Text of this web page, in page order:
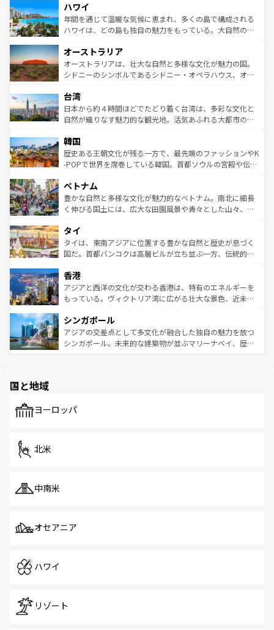
ば市内交通費無料で観光を楽しむこともできる。 なお、新
着のスイス情報はコンテンツ一覧 を参照してほしい。
のような巨大都市は、観光、ショッピング、エンターテイ
ンメントが詰まった刺激的なスポットだ。一方、アメリカ
西部には大自然が広がり、グランドキャニオンやイエロー
部のニューオーリンズでは、音楽と美食が融合した独特の
文化が魅力。旅行者はアメリカの各地域で異なる魅力を楽
しみながら、その多様性と豊かな歴史を感じることができ
ならではの贅沢な旅のスタイルだ。 なお、新着のアメリカ
情報はコンテンツ一覧を参照してほしい。
ハワイ
年間を通じて温暖な気候に恵まれ、多くの島で構成される
ハワイは、どの島も独自の魅力をもっている。大自然の神
ワイ島は見逃せない。また、定番の観光地といえばオアフ
島だが、静かな自然を求めるならマウイ島やカウアイ島が
おすすめ。エメラルドグリーンに輝く海をはじめ、豊かな
れるおもてなしの心で訪れる人々を迎えてくれるハワイの
人々、おいしいローカルフードやハワイアンミュージッ
ク、伝統的なフラダンスなど、すべてがハワイの魅力を彩
ワイを、存分に味わってほしい。 なお、新着のハワイ情報
はコンテンツ一覧を参照してほしい。
オーストラリア
オーストラリアは、壮大な自然と多様な文化が魅力の国。
シドニーのシンボルであるシドニー・オペラハウス、オー
リアリーフや大陸中央部にそびえるウルル（エアーズロッ
ク）、タスマニアの美しい原生林やケアンズの熱帯雨林な
ど、見どころがたくさん。また、カフェやワイン、オージ
いる。アクティビティも充実しており、サーフィンやダイ
ビング、ハイキングなど、アウトドア好きにはたまらな
い。オーストラリアの多彩な魅力を存分に味わいつくそ
参照してほしい。
台湾
日本から約４時間ほどでたどり着く台湾は、多彩な文化と
自然が織りなす魅力的な観光地。活気あふれる大都市の台
ン）、静ひつな山岳地帯である台湾東部など、都市の喧騒
と山間の静けさが共存しており、訪れる人に新しい発見と
驚きをもたらしてくれる。また、奥深い台湾の食文化も魅
容にもいいと評判のスイーツなど、バラエティ豊かな料理
が味わえる。 なお、新着の台湾情報は コンテンツ一覧を参
照してほしい。
韓国
歴史ある王朝文化が残る一方で、最先端のファッションやK
-POPで世界を席巻している韓国。首都ソウルの宮殿や伝統
き、地方に足を延ばせば四季折々の自然美を楽しむことが
できる。そして、キムチや焼肉、絶品のストリートフード
まで、さまざまな韓国料理が待っている。夜には、韓国な
リティに包まれながら、韓国の多彩な魅力を心ゆくまで味
わってみてほしい。 なお、新着の韓国情報はコンテンツ一
覧を参照してほしい。
ベトナム
豊かな自然と多様な文化が魅力的なベトナム。南北に細長
く伸びる国土には、広大な田園風景や青々とした山々、世
急速な発展と共に伝統が息づく。ハノイの古い町並みやホ
ーチミン市のフランス統治時代の建物も、独特の雰囲気を
醸し出している。また、バラエティの豊かさとおいしさで
とつ。フォーやバインミー、ベトナムコーヒーなどは、ぜ
ひ現地で味わいたい。どの地域を訪れてもあたたかい人々
が旅行者を迎えてくれるので、きっと忘れられない旅にな
参照してほしい。
タイ
タイは、東南アジアに位置する豊かな自然と歴史が息づく
国だ。首都バンコクは高層ビルが立ち並ぶ一方、伝統的な
の活気が交差している。北部ではチェンマイなどの山岳地
帯で自然と触れ合い、南部ではプーケットやクラビの美し
いビーチでリゾート気分を楽しむことができる。タイ料理
激する。気候は一年中温暖で、どの季節にも異なる楽しみ
が待っている。親しみやすいタイの人々、仏教を中心とし
た文化、そして多様な観光資源が、訪れる旅人を魅了し続
香港
アジアと西洋の文化が交わる香港は、特有のエネルギーを
もっている。ヴィクトリア湾に広がる壮大な景色、近未来
み、どこを訪れても感動するはず。観光スポットが密集し
ており、効率よく見どころを回れるのも魅力。息をのむよ
うな絶景から文化的な体験まで、香港を存分に楽しみ尽く
シンガポール
アジアの交差点として多文化が融合した独自の魅力を放つ
シンガポール。未来的な建築物が並ぶマリーナベイ、歴史
で、ホーカーズは地元の風情を楽しめる外せないスポット
国と地域
ヨーロッパ
北米
中南米
オセアニア
ハワイ
リゾート